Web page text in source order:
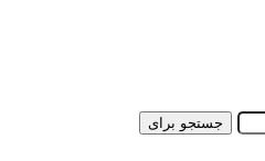
جستجو برای